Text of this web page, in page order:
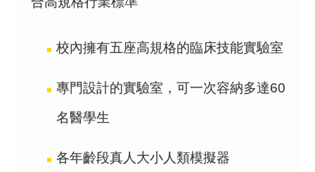
校內擁有五座高規格的臨床技能實驗室
專門設計的實驗室，可一次容納多達60
名醫學生
各年齡段真人大小人類模擬器